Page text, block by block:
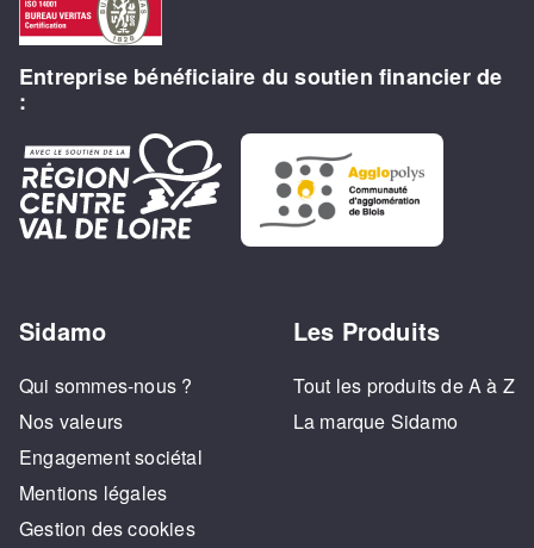
Entreprise bénéficiaire du soutien financier de
:
Sidamo
Qui sommes-nous ?
Nos valeurs
Engagement sociétal
Mentions légales
Gestion des cookies
Les Produits
Tout les produits de A à Z
La marque Sidamo